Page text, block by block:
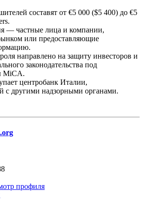
составят от €5 000 ($5 400) до €5
— частные лица и компании,
или предоставляющие
направлено на защиту инвесторов и
законодательства под
MiCA.
центробанк Италии,
с другими надзорными органами.